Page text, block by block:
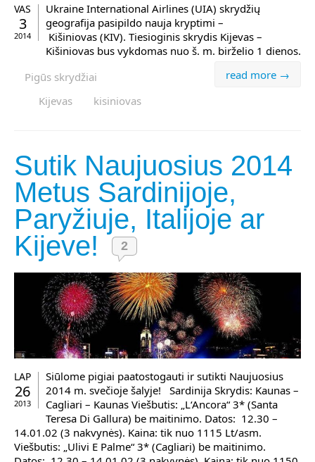
VAS
3
2014
Ukraine International Airlines (UIA) skrydžių
geografija pasipildo nauja kryptimi –
Kišiniovas (KIV). Tiesioginis skrydis Kijevas –
Kišiniovas bus vykdomas nuo š. m. birželio 1 dienos.
read more →
Pigūs skrydžiai
Kijevas
kisiniovas
Sutik Naujuosius 2014
Metus Sardinijoje,
Paryžiuje, Italijoje ar
Kijeve!
2
LAP
26
2013
Siūlome pigiai paatostogauti ir sutikti Naujuosius
2014 m. svečioje šalyje! Sardinija Skrydis: Kaunas –
Cagliari – Kaunas Viešbutis: „L‘Ancora“ 3* (Santa
Teresa Di Gallura) be maitinimo. Datos: 12.30 –
14.01.02 (3 nakvynės). Kaina: tik nuo 1115 Lt/asm.
Viešbutis: „Ulivi E Palme“ 3* (Cagliari) be maitinimo.